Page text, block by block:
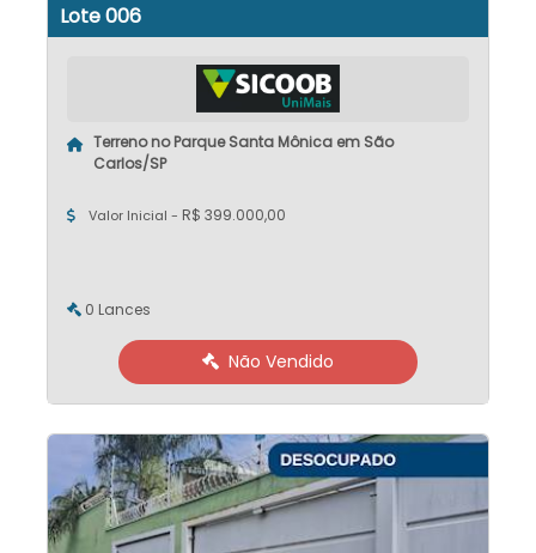
Lote 006
Terreno no Parque Santa Mônica em São
Carlos/SP
Valor Inicial - R$ 399.000,00
0 Lances
Não Vendido